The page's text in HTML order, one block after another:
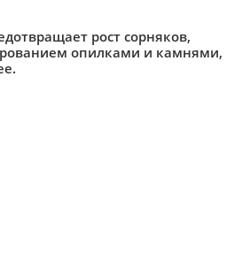
рост сорняков,
опилками и камнями,